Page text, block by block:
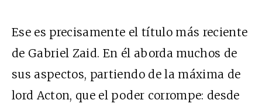
Ese es precisamente el título más reciente
de Gabriel Zaid. En él aborda muchos de
sus aspectos, partiendo de la máxima de
lord Acton, que el poder corrompe: desde